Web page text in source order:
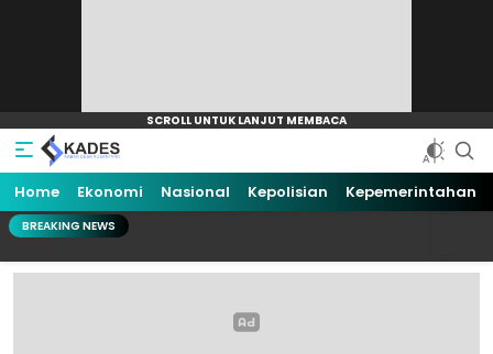
Kabar Desa Nusantara
Dari Desa Untuk Negeri
Home Ekonomi Nasional Kepolisian Kepemerintahan
BREAKING NEWS